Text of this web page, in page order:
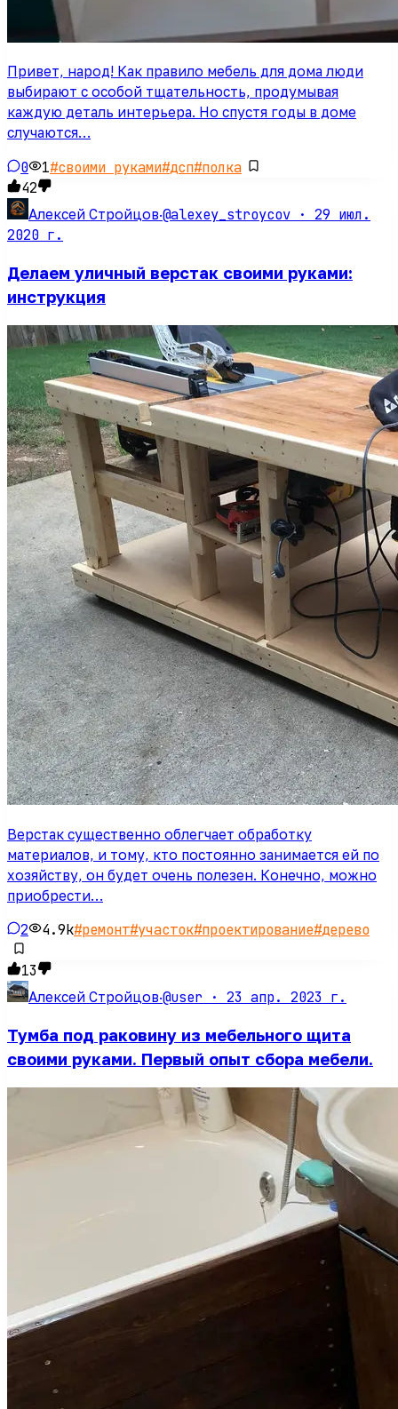
Привет, народ! Как правило мебель для дома люди
выбирают с особой тщательность, продумывая
каждую деталь интерьера. Но спустя годы в доме
случаются…
0 1#своими руками#дсп#полка
42
Алексей Стройцов·@alexey_stroycov · 29 июл.
2020 г.
Делаем уличный верстак своими руками:
инструкция
Верстак существенно облегчает обработку
материалов, и тому, кто постоянно занимается ей по
хозяйству, он будет очень полезен. Конечно, можно
приобрести…
2 4.9k#ремонт#участок#проектирование#дерево
13
Алексей Стройцов·@user · 23 апр. 2023 г.
Тумба под раковину из мебельного щита
своими руками. Первый опыт сбора мебели.